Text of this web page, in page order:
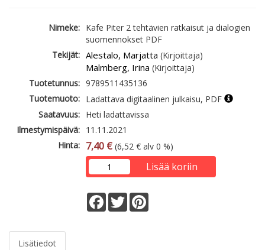
Nimeke: Kafe Piter 2 tehtävien ratkaisut ja dialogien
suomennokset PDF
Tekijät: Alestalo, Marjatta (Kirjoittaja)
Malmberg, Irina (Kirjoittaja)
Tuotetunnus: 9789511435136
Tuotemuoto: Ladattava digitaalinen julkaisu, PDF
Saatavuus: Heti ladattavissa
Ilmestymispäivä: 11.11.2021
Hinta: 7,40 € (6,52 € alv 0 %)
Lisää koriin
Facebook
Twitter
Lisätiedot